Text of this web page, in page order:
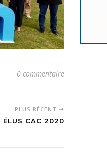
0 commentaire
PLUS RÉCENT
ÉLUS CAC 2020